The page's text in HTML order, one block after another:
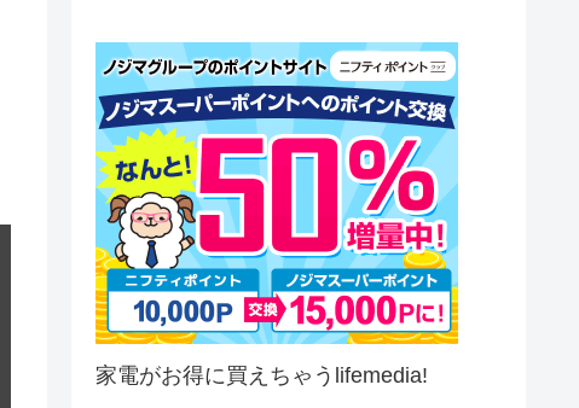
家電がお得に買えちゃうlifemedia!